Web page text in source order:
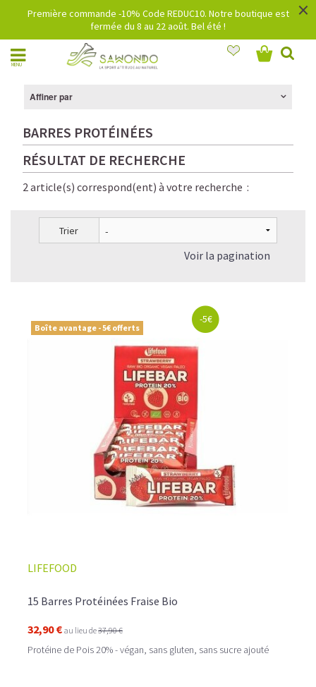
Première commande -10% Code REDUC10. Notre boutique est
fermée du 8 au 22 août. Bel été !
×
MENU
Affiner par
BARRES PROTÉINÉES
RÉSULTAT DE RECHERCHE
2 article(s) correspond(ent) à votre recherche :
Trier
Voir la pagination
Boîte avantage - 5€ offerts
-5€
LIFEFOOD
15 Barres Protéinées Fraise Bio
32,90 € au lieu de37,90 €
Protéine de Pois 20% - végan, sans gluten, sans sucre ajouté